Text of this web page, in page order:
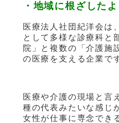
・地域に根ざした
医療法人社団紀洋会は
として多様な診療科と
院」と複数の「介護施
の医療を支える企業で
医療や介護の現場と言
種の代表みたいな感じ
女性が仕事に専念でき